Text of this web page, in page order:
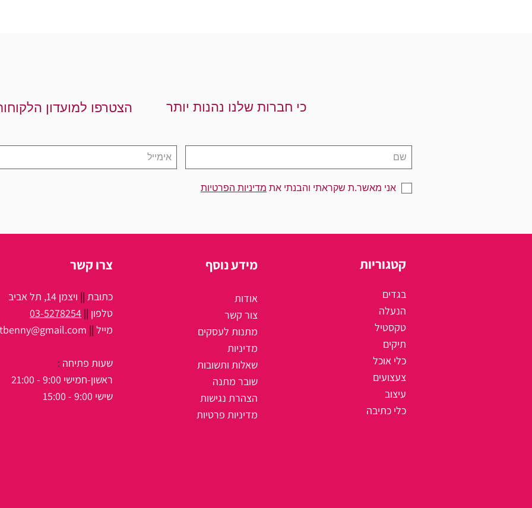
הצטרפו למועדון כי חברות שלנו נהנות יותר
אני מאשר.ת שקראתי והבנתי את מדיניות הפרטיות
צרו קשר
כתובת || ויצמן 14, תל אביב
טלפון ||
03-5278254
|| מייל
שעות פתיחה :
ראשון-חמישי 9:00 - 21:00
שישי 9:00 - 15:00
מידע נוסף
אודות
צור קשר
מתנות לעסקים
מדיניות
שאלות ותשובות
שובר מתנה
הצהרת נגישות
מדיניות פרטיות
קטגוריות
בגדים
הנעלה
טקסטיל
תיקים
כלי אוכל
צעצועים
עיצוב
כלי כתיבה